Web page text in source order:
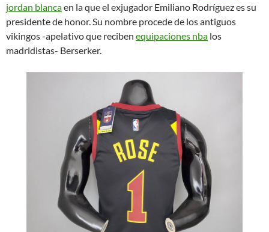
jordan blancaen la que el exjugador Emiliano Rodríguez es su
presidente de honor. Su nombre procede de los antiguos
vikingos -apelativo que reciben equipaciones nba los
madridistas- Berserker.